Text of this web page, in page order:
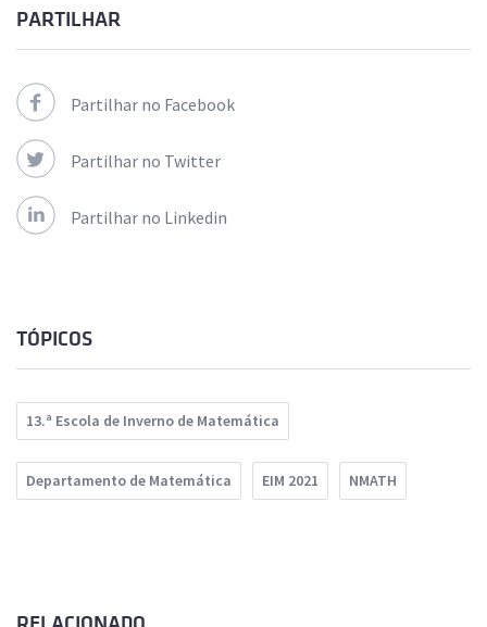
PARTILHAR
Partilhar no Facebook
Partilhar no Twitter
Partilhar no Linkedin
TÓPICOS
13.ª Escola de Inverno de Matemática
Departamento de Matemática EIM 2021 NMATH